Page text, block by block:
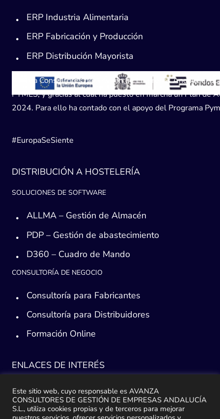
ERP Industria Alimentaria
ERP Fabricación y Producción
ERP Distribución Mayorista
Avanza Consultores de Gestión de Empresas Andaucía,
PYMES, y gracias al cual ha puesto en marcha un Plan
2024. Para ello ha contado con el apoyo del Programa
#EuropaSeSiente
DISTRIBUCIÓN A HOSTELERÍA
SOLUCIONES DE SOFTWARE
ALLMA – Gestión de Almacén
PDP – Gestión de abastecimiento
D360 – Cuadro de Mando
CONSULTORÍA DE NEGOCIO
Consultoría para Fabricantes
Consultoría para Distribuidores
Formación Online
ENLACES DE INTERÉS
Consultoría ERP Sage
Implantación ERP
Este sitio web, cuyo responsable es AVANZA
CONSULTORES DE GESTIÓN DE EMPRESAS ANDALUCÍA
S.L., utiliza cookies propias y de terceros para mejorar